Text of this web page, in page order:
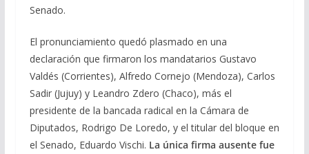
Senado.
El pronunciamiento quedó plasmado en una
declaración que firmaron los mandatarios Gustavo
Valdés (Corrientes), Alfredo Cornejo (Mendoza), Carlos
Sadir (Jujuy) y Leandro Zdero (Chaco), más el
presidente de la bancada radical en la Cámara de
Diputados, Rodrigo De Loredo, y el titular del bloque en
el Senado, Eduardo Vischi. La única firma ausente fue